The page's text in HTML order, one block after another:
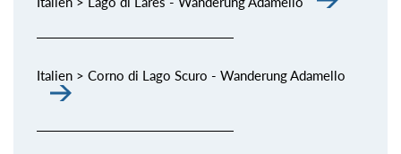
Italien > Corno di Lago Scuro - Wanderung Adamello